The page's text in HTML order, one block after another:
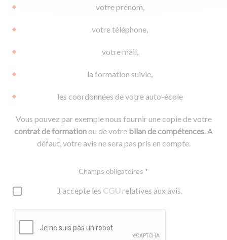
votre prénom,
votre téléphone,
votre mail,
la formation suivie,
les coordonnées de votre auto-école
Vous pouvez par exemple nous fournir une copie de votre
contrat de formationou de votre bilan de compétences. A
défaut, votre avis ne sera pas pris en compte.
Champs obligatoires *
J'accepte les CGUrelatives aux avis.